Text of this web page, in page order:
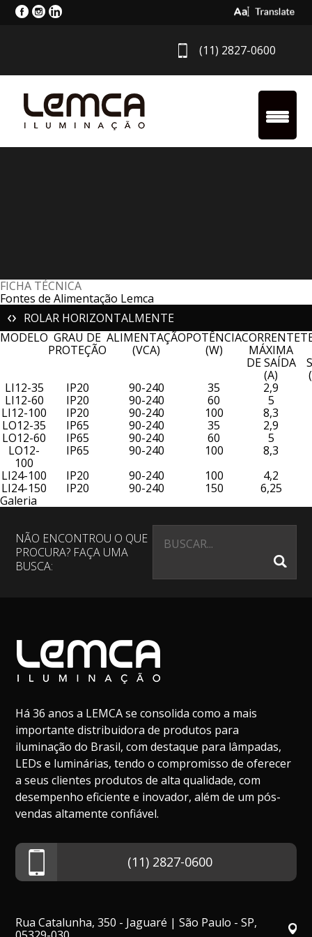
Select
(11) 2827-0600
FICHA TÉCNICA
Fontes de Alimentação Lemca
ROLAR HORIZONTALMENTE
MODELO GRAU DE
PROTEÇÃO
ALIMENTAÇÃO
(VCA)
POTÊNCIA
(W)
CORRENTE
MÁXIMA
DE SAÍDA
(A)
LI12-35
IP20 90-240 35
2,9
LI12-60
IP20 90-240 60
5
LI12-100
IP20 90-240 100
8,3
LO12-35
IP65 90-240 35
2,9
LO12-60
IP65 90-240 60
5
LO12-
100
IP65 90-240 100
8,3
LI24-100
IP20 90-240 100
4,2
LI24-150
IP20 90-240 150
6,25
Galeria
NÃO ENCONTROU O QUE
PROCURA? FAÇA UMA
BUSCA:
Há 36 anos a LEMCA se consolida como a mais
importante distribuidora de produtos para
iluminação do Brasil, com destaque para lâmpadas,
LEDs e luminárias, tendo o compromisso de oferecer
a seus clientes produtos de alta qualidade, com
desempenho eficiente e inovador, além de um pós-
vendas altamente confiável.
(11) 2827-0600
Rua Catalunha, 350 - Jaguaré | São Paulo - SP,